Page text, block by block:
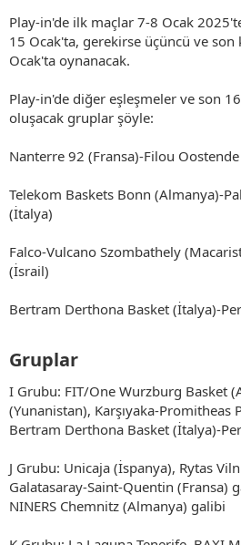
Play-in'de ilk maçlar 7-8 Ocak
15 Ocak'ta, gerekirse üçüncü ve son
Ocak'ta oynanacak.
Play-in'de diğer eşleşmeler ve son
oluşacak gruplar şöyle:
Nanterre 92 (Fransa)-Filou
Telekom Baskets Bonn (Almanya)-
(İtalya)
Falco-Vulcano Szombathely
(İsrail)
Bertram Derthona Basket (İtalya)-
Gruplar​
I Grubu: FIT/One Wurzburg Basket
(Yunanistan), Karşıyaka-Promitheas
Bertram Derthona Basket (İtalya)-
J Grubu: Unicaja (İspanya), Rytas
Galatasaray-Saint-Quentin (Fransa)
NINERS Chemnitz (Almanya) galibi